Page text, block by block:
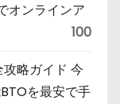
オンラインア
100
略ガイド 今
を最安で手